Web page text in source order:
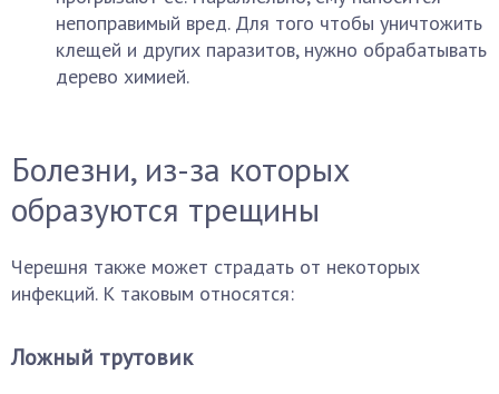
непоправимый вред. Для того чтобы уничтожить
клещей и других паразитов, нужно обрабатывать
дерево химией.
Болезни, из-за которых
образуются трещины
Черешня также может страдать от некоторых
инфекций. К таковым относятся:
Ложный трутовик